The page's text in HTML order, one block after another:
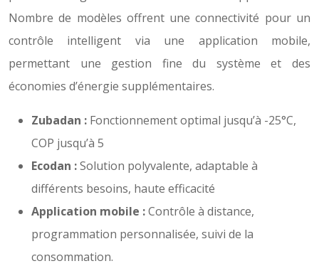
Nombre de modèles offrent une connectivité pour un
contrôle intelligent via une application mobile,
permettant une gestion fine du système et des
économies d’énergie supplémentaires.
Zubadan : Fonctionnement optimal jusqu’à -25°C,
COP jusqu’à 5
Ecodan :Solution polyvalente, adaptable à
différents besoins, haute efficacité
Application mobile :Contrôle à distance,
programmation personnalisée, suivi de la
consommation.